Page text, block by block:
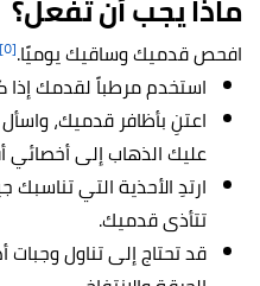
ماذا يجب أن تفعل؟
افحص قدميك وساقيك يوميًا.[٥]
استخدم مرطباً لقدمك إذا
اعتنِ بأظافر قدميك،
عليك الذهاب إلى أخصائي
ارتدِ الأحذية التي
تتأذى قدميك.
قد تحتاج إلى تناول وجبات